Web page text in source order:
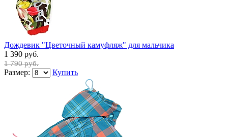
Дождевик "Цветочный камуфляж" для мальчика
1 390 руб.
1 790 руб.
Размер: Купить